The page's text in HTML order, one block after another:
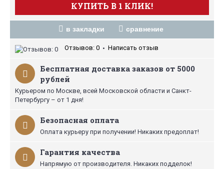
КУПИТЬ В 1 КЛИК!
в закладки сравнение
Отзывов: 0 • Написать отзыв
Бесплатная доставка заказов от 5000
рублей
Курьером по Москве, всей Московской области и Санкт-
Петербургу – от 1 дня!
Безопасная оплата
Оплата курьеру при получении! Никаких предоплат!
Гарантия качества
Напрямую от производителя. Никаких подделок!